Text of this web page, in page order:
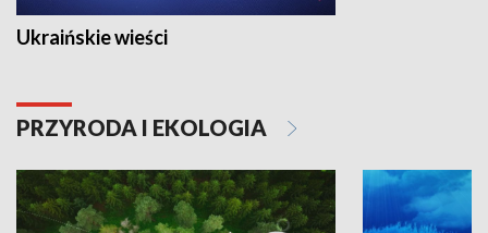
Ukraińskie wieści
PRZYRODA I EKOLOGIA